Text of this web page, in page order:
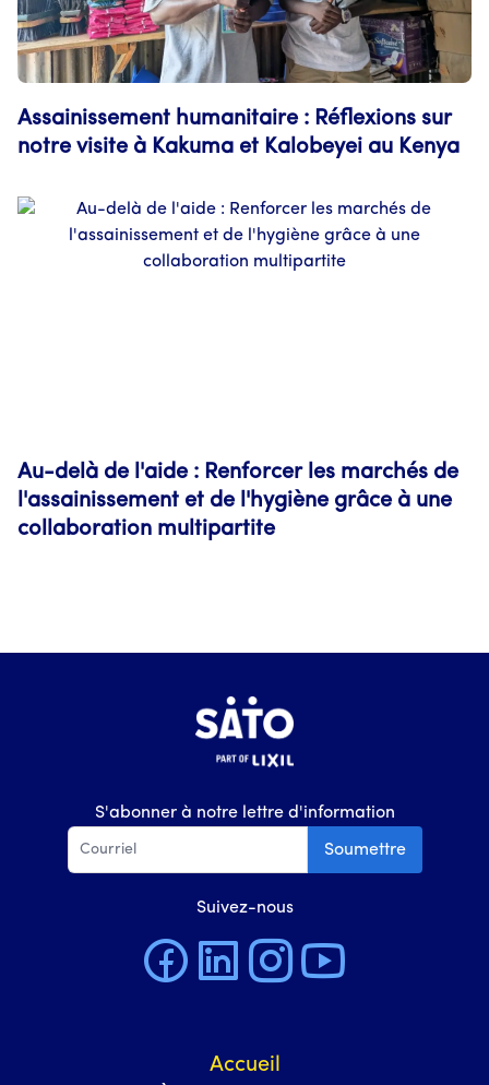
Assainissement humanitaire : Réflexions sur
notre visite à Kakuma et Kalobeyei au Kenya
Au-delà de l'aide : Renforcer les marchés de
l'assainissement et de l'hygiène grâce à une
collaboration multipartite
S'abonner à notre lettre d'information
Soumettre
Suivez-nous
Accueil